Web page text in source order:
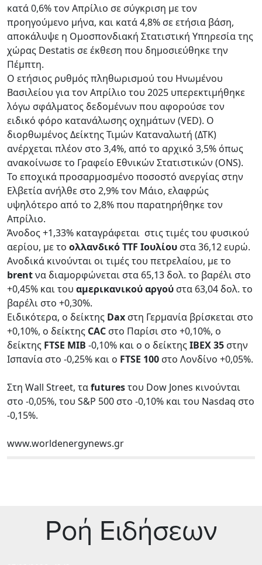
κατά 0,6% τον Απρίλιο σε σύγκριση με τον
προηγούμενο μήνα, και κατά 4,8% σε ετήσια βάση,
αποκάλυψε η Ομοσπονδιακή Στατιστική Υπηρεσία της
χώρας Destatis σε έκθεση που δημοσιεύθηκε την
Πέμπτη.
Ο ετήσιος ρυθμός πληθωρισμού του Ηνωμένου
Βασιλείου για τον Απρίλιο του 2025 υπερεκτιμήθηκε
λόγω σφάλματος δεδομένων που αφορούσε τον
ειδικό φόρο κατανάλωσης οχημάτων (VED). Ο
διορθωμένος Δείκτης Τιμών Καταναλωτή (ΔΤΚ)
ανέρχεται πλέον στο 3,4%, από το αρχικό 3,5% όπως
ανακοίνωσε το Γραφείο Εθνικών Στατιστικών (ONS).
Το εποχικά προσαρμοσμένο ποσοστό ανεργίας στην
Ελβετία ανήλθε στο 2,9% τον Μάιο, ελαφρώς
υψηλότερο από το 2,8% που παρατηρήθηκε τον
Απρίλιο.
Άνοδος +1,33% καταγράφεται στις τιμές του φυσικού
αερίου, με το ολλανδικό TTF Ιουλίου στα 36,12 ευρώ.
Ανοδικά κινούνται οι τιμές του πετρελαίου, με το
brentνα διαμορφώνεται στα 65,13 δολ. το βαρέλι στο
+0,45% και του αμερικανικού αργού στα 63,04 δολ. το
βαρέλι στο +0,30%.
Ειδικότερα, ο δείκτης Dax στη Γερμανία βρίσκεται στο
+0,10%, ο δείκτης CAC στο Παρίσι στο +0,10%, ο
δείκτης FTSE MIB -0,10% και ο ο δείκτηςIBEX 35 στην
Ισπανία στο -0,25% και ο FTSE 100 στο Λονδίνο +0,05%.
Στη Wall Street, ταfuturesτου Dow Jones κινούνται
στο -0,05%, του S&P 500 στο -0,10% και του Nasdaq στο
-0,15%.
www.worldenergynews.gr
Ρoή Ειδήσεων